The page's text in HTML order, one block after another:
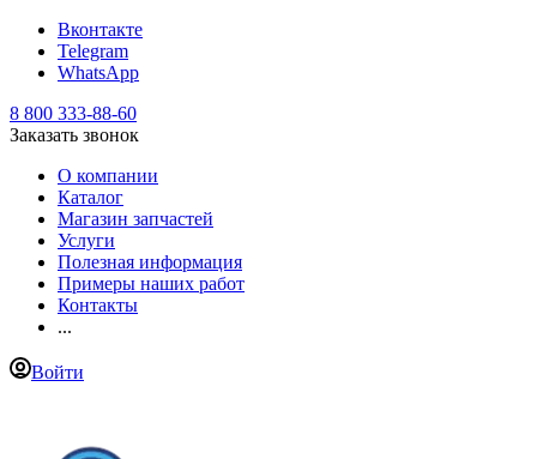
Вконтакте
Telegram
WhatsApp
8 800 333-88-60
Заказать звонок
О компании
Каталог
Магазин запчастей
Услуги
Полезная информация
Примеры наших работ
Контакты
...
Войти